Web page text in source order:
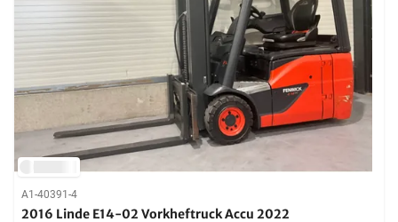
A1-40391-4
2016 Linde E14-02 Vorkheftruck Accu 2022